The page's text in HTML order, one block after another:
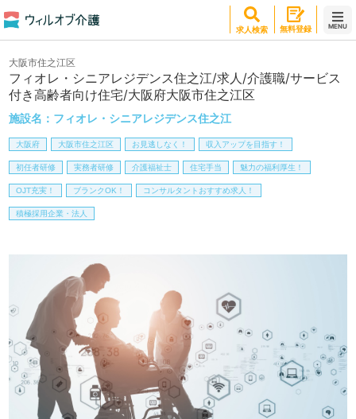
求人検索 無料登録 MENU
フィオレ・シニアレジデンス住之江/求人/介護職/サービス
付き高齢者向け住宅/大阪府大阪市住之江区
施設名： フィオレ・シニアレジデンス住之江
大阪市住之江区
大阪府 大阪市住之江区 お見逃しなく！ 収入アップを目指す！
初任者研修 実務者研修 介護福祉士 住宅手当 魅力の福利厚生！
OJT充実！ ブランクOK！ コンサルタントおすすめ求人！
積極採用企業・法人